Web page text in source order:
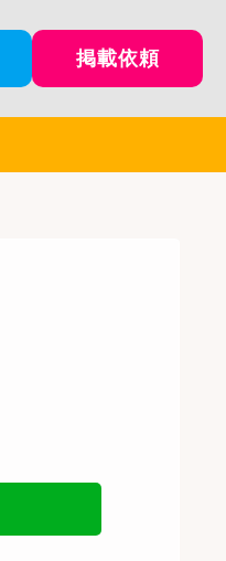
掲載依頼